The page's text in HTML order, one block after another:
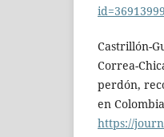
Castrillón-
Correa-
perdón,
en
https://